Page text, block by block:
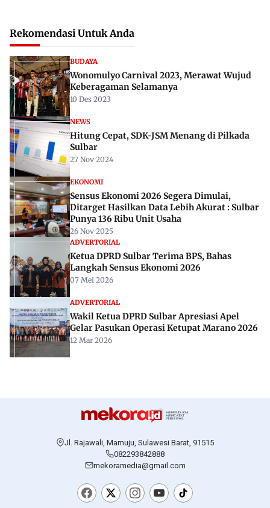
Rekomendasi Untuk Anda
BUDAYA
Wonomulyo Carnival 2023, Merawat Wujud
Keberagaman Selamanya
10 Des 2023
NEWS
Hitung Cepat, SDK-JSM Menang di Pilkada
Sulbar
27 Nov 2024
EKONOMI
Sensus Ekonomi 2026 Segera Dimulai,
Ditarget Hasilkan Data Lebih Akurat : Sulbar
Punya 136 Ribu Unit Usaha
26 Nov 2025
ADVERTORIAL
Ketua DPRD Sulbar Terima BPS, Bahas
Langkah Sensus Ekonomi 2026
07 Mei 2026
ADVERTORIAL
Wakil Ketua DPRD Sulbar Apresiasi Apel
Gelar Pasukan Operasi Ketupat Marano 2026
12 Mar 2026
Jl. Rajawali, Mamuju, Sulawesi Barat, 91515
082293842888
mekoramedia@gmail.com